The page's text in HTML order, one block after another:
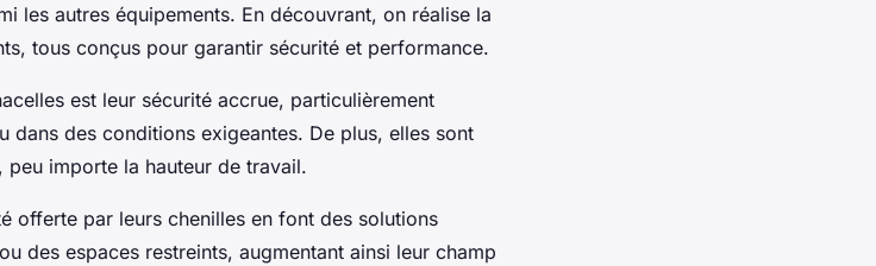
les autres équipements. En découvrant, on réalise la
tous conçus pour garantir sécurité et performance.
est leur sécurité accrue, particulièrement
dans des conditions exigeantes. De plus, elles sont
importe la hauteur de travail.
offerte par leurs chenilles en font des solutions
des espaces restreints, augmentant ainsi leur champ